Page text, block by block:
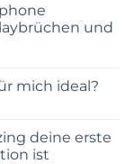
und
mich ideal?
deine erste
ist